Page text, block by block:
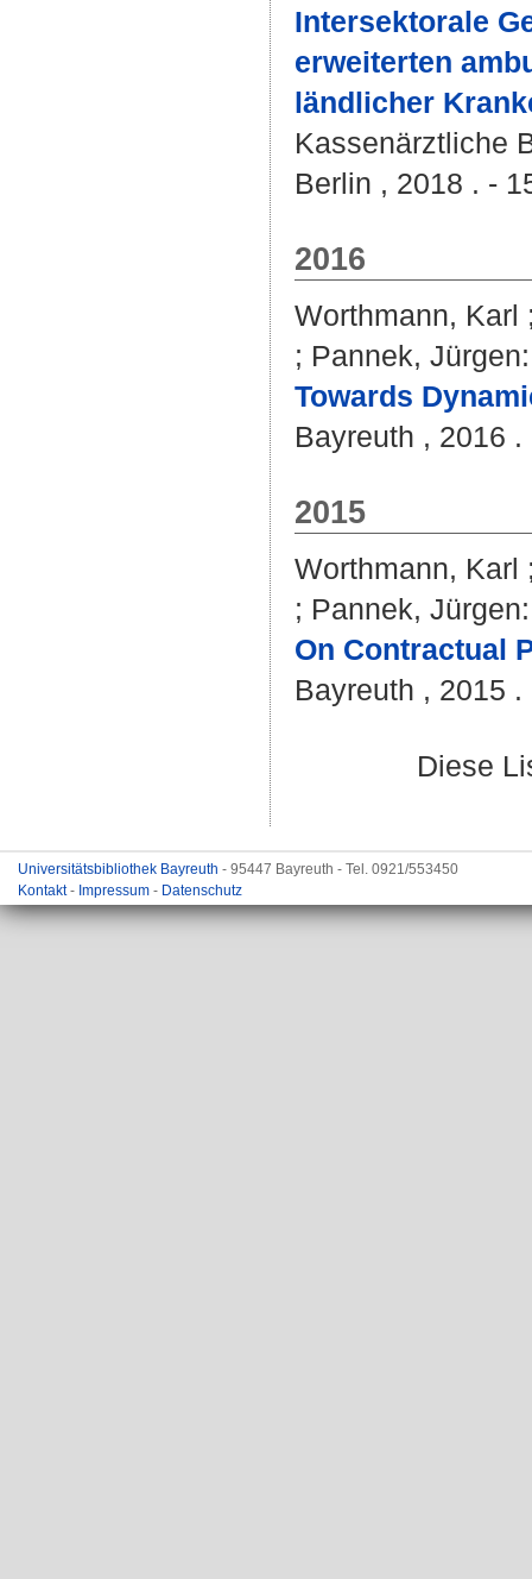
Intersektorale
erweiterten
ländlicher
Kassenärztliche
Berlin , 2018 . -
2016
Worthmann, Karl
; Pannek, Jürgen:
Towards
Bayreuth , 2016 .
2015
Worthmann, Karl
; Pannek, Jürgen:
On Contractual
Bayreuth , 2015 .
Diese
Universitätsbibliothek Bayreuth - 95447 Bayreuth - Tel. 0921/553450
Kontakt- Impressum - Datenschutz